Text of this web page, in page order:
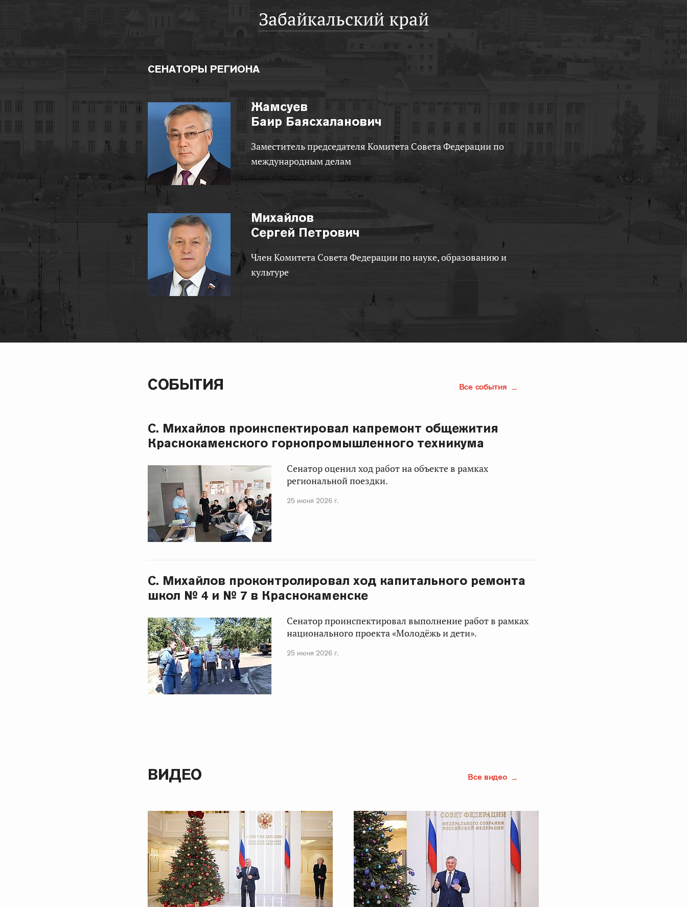
Забайкальский край
СЕНАТОРЫ РЕГИОНА
Жамсуев
Баир Баясхаланович
Заместитель председателя Комитета Совета Федерации по
международным делам
Михайлов
Сергей Петрович
Член Комитета Совета Федерации по науке, образованию и
культуре
СОБЫТИЯ Все события
С. Михайлов проинспектировал капремонт общежития
Краснокаменского горнопромышленного техникума
Сенатор оценил ход работ на объекте в рамках
региональной поездки.
25 июня 2026 г.
С. Михайлов проконтролировал ход капитального ремонта
школ № 4 и № 7 в Краснокаменске
Сенатор проинспектировал выполнение работ в рамках
национального проекта «Молодёжь и дети».
25 июня 2026 г.
ВИДЕО Все видео